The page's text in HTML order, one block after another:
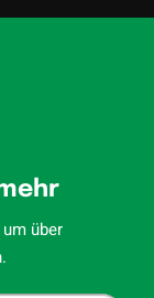
über